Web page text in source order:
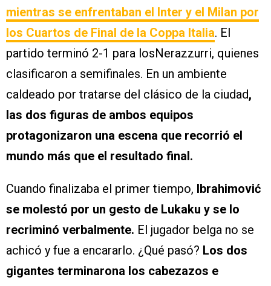
mientras se enfrentaban el Inter y el Milan por
los Cuartos de Final de la Coppa Italia. El
partido terminó 2-1 para losNerazzurri, quienes
clasificaron a semifinales. En un ambiente
caldeado por tratarse del clásico de la ciudad,
las dos figuras de ambos equipos
protagonizaron una escena que recorrió el
mundo más que el resultado final.
Cuando finalizaba el primer tiempo, Ibrahimović
se molestó por un gesto de Lukaku y se lo
recriminó verbalmente. El jugador belga no se
achicó y fue a encararlo. ¿Qué pasó? Los dos
gigantes terminarona los cabezazos e